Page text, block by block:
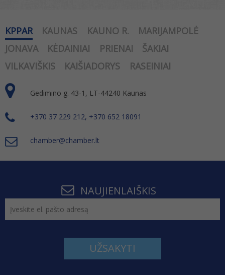
KPPAR KAUNAS KAUNO R.
MARIJAMPOLĖ
JONAVA
KĖDAINIAI PRIENAI
ŠAKIAI
VILKAVIŠKIS
KAIŠIADORYS RASEINIAI
Gedimino g. 43-1, LT-44240 Kaunas
+370 37 229 212, +370 652 18091
chamber@chamber.lt
NAUJIENLAIŠKIS
UŽSAKYTI